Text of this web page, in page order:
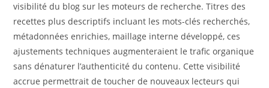
visibilité du blog sur les moteurs de recherche. Titres des
recettes plus descriptifs incluant les mots-clés recherchés,
métadonnées enrichies, maillage interne développé, ces
ajustements techniques augmenteraient le trafic organique
sans dénaturer l’authenticité du contenu. Cette visibilité
accrue permettrait de toucher de nouveaux lecteurs qui